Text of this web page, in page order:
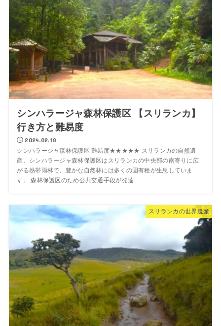
シンハラージャ森林保護区 【スリランカ】
行き方と難易度
2024.02.18
シンハラージャ森林保護区 難易度★★★★★ スリランカの自然遺
産、シンハラージャ森林保護区はスリランカの中央部の南寄りに広
がる熱帯雨林で、豊かな自然林には多くの固有種が生息していま
す。 森林保護区のため公共交通手段が発達...
スリランカの世界遺産